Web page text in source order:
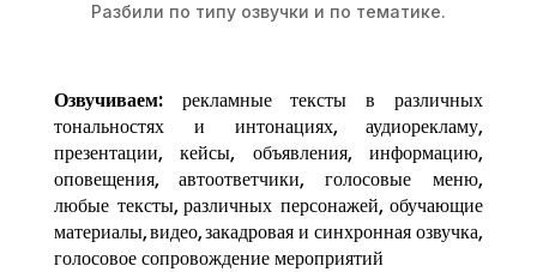
Разбили по типу озвучки и по тематике.
Озвучиваем:рекламные тексты в различных
тональностях и интонациях,аудиорекламу,
презентации, кейсы, объявления, информацию,
оповещения, автоответчики, голосовые меню,
любые тексты, различных персонажей, обучающие
материалы, видео, закадровая и синхронная озвучка,
голосовое сопровождение мероприятий